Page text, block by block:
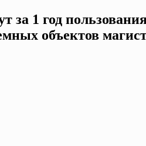
за 1 год
объектов